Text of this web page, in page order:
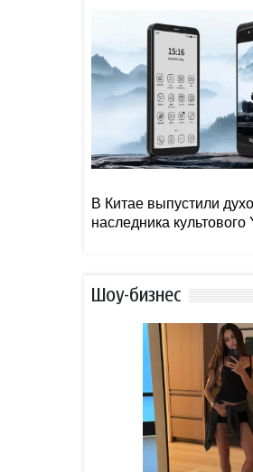
В Китае выпустили
наследника культового
Шоу-бизнес